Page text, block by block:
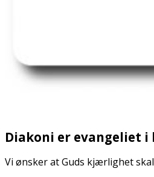
Diakoni er evangeliet
Vi ønsker at Guds kjærlighet